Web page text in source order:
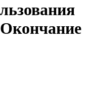
Окончание